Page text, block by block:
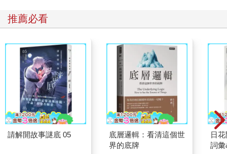
受周遭環境潛移默化的影響，逐漸得知什麼樣的行為才能被社會
所接受：男人有淚不輕彈；女人不該有主見；身而為人應該自信
而不驕傲，快樂但不自負。這些觀念存在於我們的生活中，依我
們所屬的文化、種族、階級與國家而有所不同。社會給予我們無
數的訊息，告訴我們應該成為什麼樣的人，應該做出什麼樣的行
為舉止，應該從什麼樣的角度去思考。形塑你的不只是你的家
人，還有廣大的社會、你所屬的文化、性別、種族、階級、宗教
與神經特徵……等。隨著我們長大，生活在這世上得到的所有經
驗，都不斷影響我們與他人及自我形成連結的方式。
推薦必看
請解開故事謎底 05
底層邏輯：看清這個世
界的底牌
日
詞